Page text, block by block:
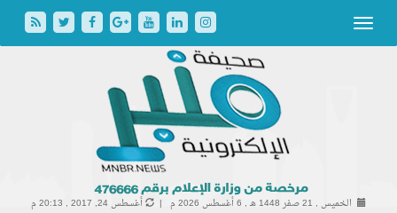
الخميس , 21 صفر 1448 هـ , 6 أغسطس 2026 م | أغسطس 24, 2017 , 20:13 م